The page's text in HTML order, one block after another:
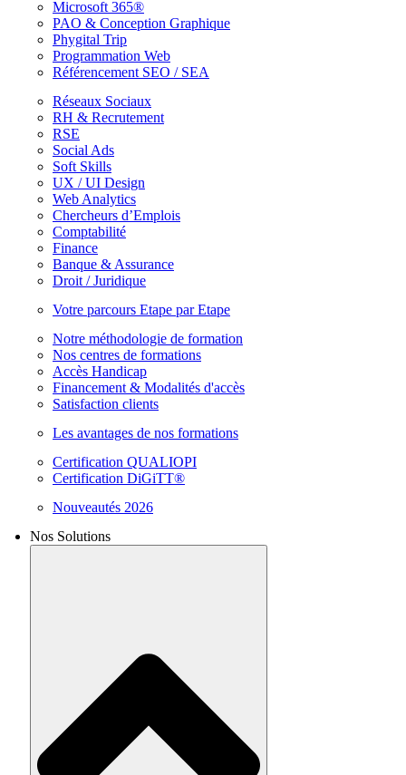
Microsoft 365®
PAO & Conception Graphique
Phygital Trip
Programmation Web
Référencement SEO / SEA
Réseaux Sociaux
RH & Recrutement
RSE
Social Ads
Soft Skills
UX / UI Design
Web Analytics
Chercheurs d’Emplois
Comptabilité
Finance
Banque & Assurance
Droit / Juridique
Votre parcours Etape par Etape
Notre méthodologie de formation
Nos centres de formations
Accès Handicap
Financement & Modalités d'accès
Satisfaction clients
Les avantages de nos formations
Certification QUALIOPI
Certification DiGiTT®
Nouveautés 2026
Nos Solutions